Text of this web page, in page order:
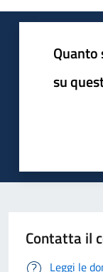
su
Contatta il
Leggi le